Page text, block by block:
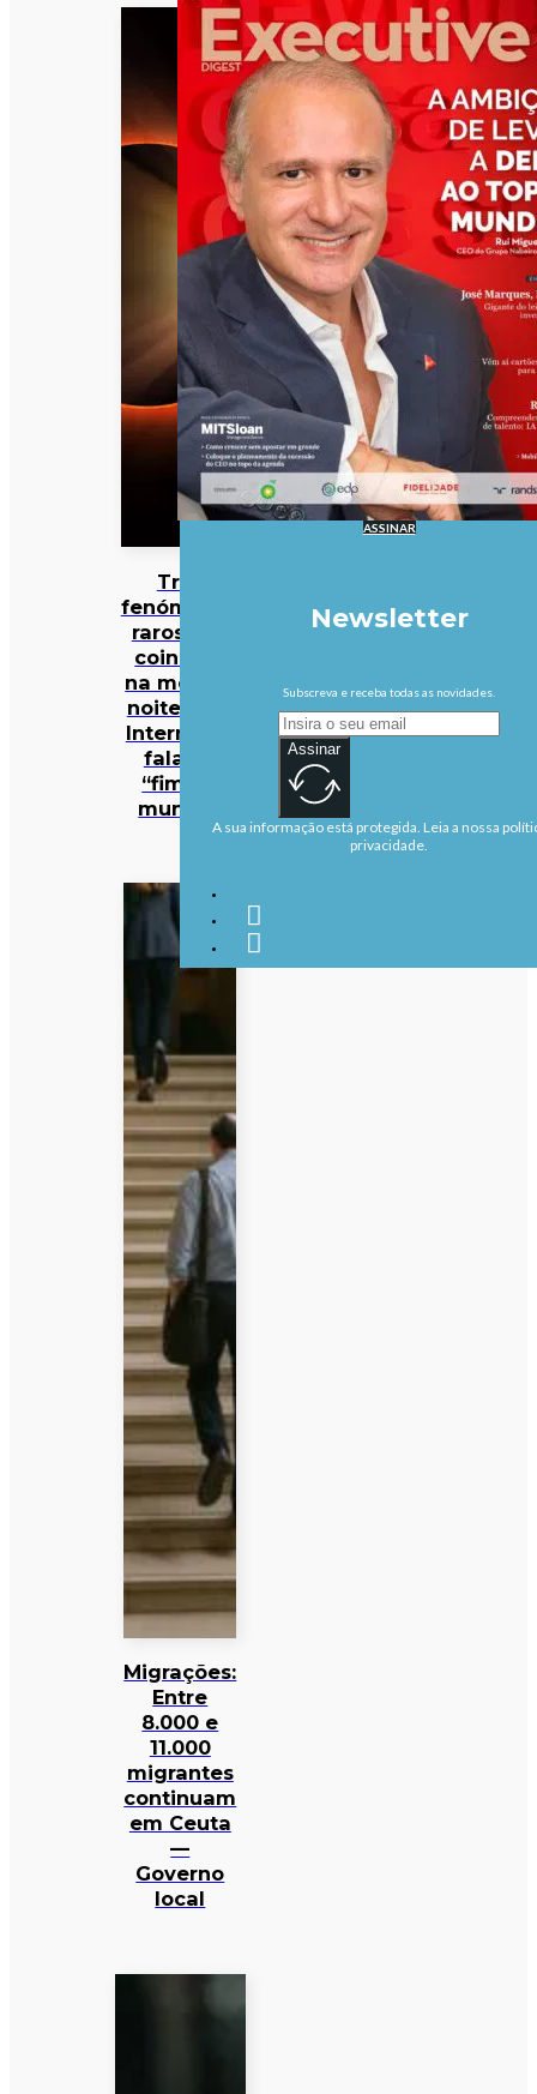
Três
fenómenos
raros vão
coincidir
na mesma
noite… e a
Internet já
fala no
“fim do
mundo”
Migrações:
Entre
8.000 e
11.000
migrantes
continuam
em Ceuta
—
Governo
local
ASSINAR
Newsletter
Subscreva e receba todas as novidades.
Assinar
A sua informação está protegida. Leia a nossa
privacidade.